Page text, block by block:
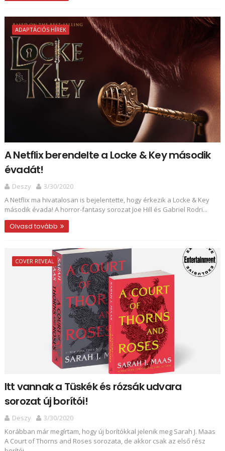
ADAPTÁCIÓS HÍREK
A Netflix berendelte a Locke & Key második
évadát!
Deszy
3/30/2020
A Netflix ma hivatalosan is bejelentette, hogy érkezik a Locke & Key
második évada! A horror-fantasy sorozat Joe Hill és Gabriel Rodri...
Olvasd tovább
COVER REVEAL
Itt vannak a Tüskék és rózsák udvara
sorozat új borítói!
Deszy
3/30/2020
Korábban már megírtam, hogy új borítókkal jelenik meg Sarah J. Maas
A Court of Thorns and Roses sorozata, de akkor csak az első rész